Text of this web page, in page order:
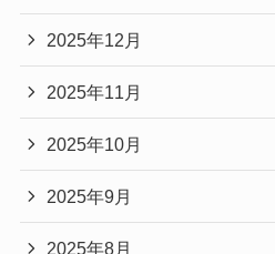
2025年12月
2025年11月
2025年10月
2025年9月
2025年8月